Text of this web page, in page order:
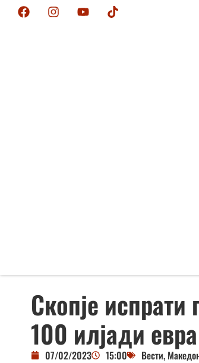
Скопје
100 илјади
07/02/2023 15:00 Вести,